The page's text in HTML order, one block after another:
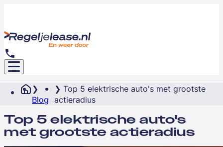
Blog
Top 5 elektrische auto's met grootste
actieradius
Top 5 elektrische auto's
met grootste actieradius